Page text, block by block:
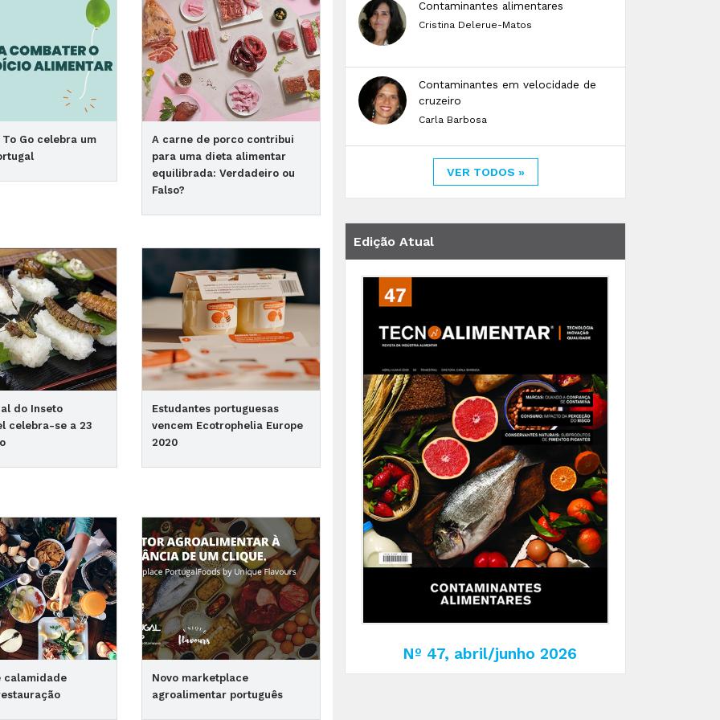
To Go celebra um
A carne de porco contribui
para uma dieta alimentar
equilibrada: Verdadeiro ou
Falso?
do Inseto
celebra-se a 23
Estudantes portuguesas
vencem Ecotrophelia Europe
2020
calamidade
Novo marketplace
agroalimentar português
Contaminantes alimentares
Cristina Delerue-Matos
Contaminantes em velocidade de
cruzeiro
Carla Barbosa
VER TODOS »
Edição Atual
Nº 47, abril/junho 2026